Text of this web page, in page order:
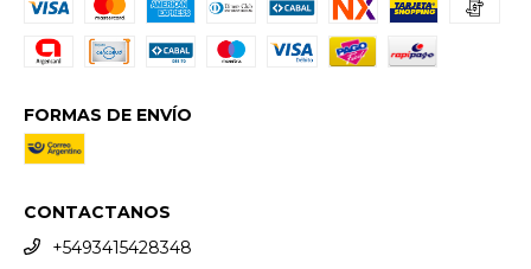
FORMAS DE ENVÍO
CONTACTANOS
+5493415428348